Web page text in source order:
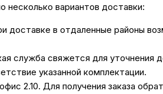
несколько вариантов доставки:
доставке в отдаленные районы
служба свяжется для
указанной комплектации.
2.10. Для получения заказа